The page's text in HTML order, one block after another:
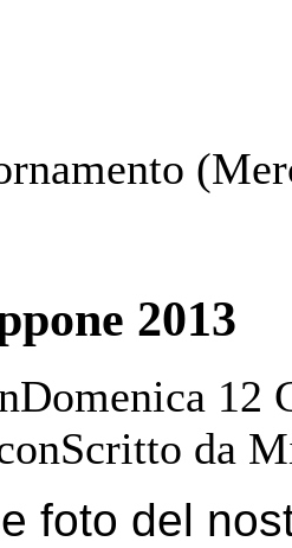
2013
Domenica 12
Scritto da
foto del